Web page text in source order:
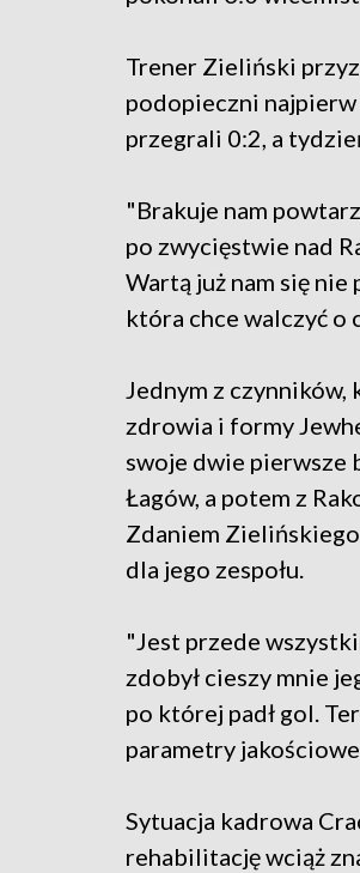
Trener Zieliński
podopieczni najpierw
przegrali 0:2, a
"Brakuje nam
po zwycięstwie nad
Wartą już nam się
która chce walczyć o
Jednym z czynników,
zdrowia i formy
swoje dwie pierwsze
Łagów, a potem z
Zdaniem
dla jego zespołu.
"Jest przede
zdobył cieszy mnie
po której padł gol.
parametry
Sytuacja kadrowa
rehabilitację wciąż